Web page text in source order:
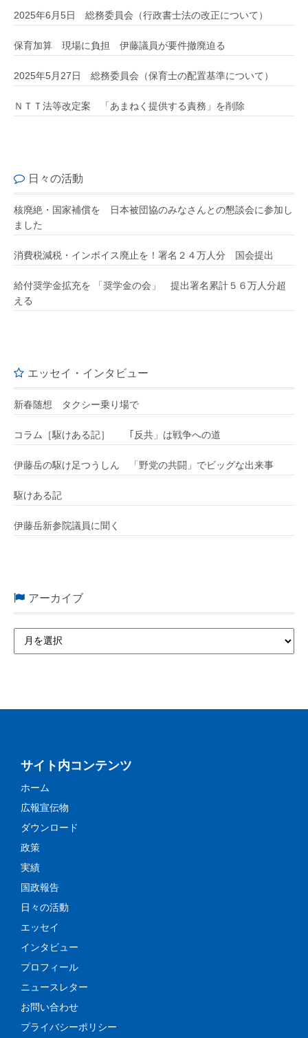
2025年6月5日 総務委員会（行政書士法の改正について）
保育加算 現場に負担 伊藤議員が要件撤廃迫る
2025年5月27日 総務委員会（保育士の配置基準について）
ＮＴＴ法等改定案 「あまねく提供する責務」を削除
日々の活動
核廃絶・国家補償を 日本被団協のみなさんとの懇談会に参加し
ました
消費税減税・インボイス廃止を！署名２４万人分 国会提出
給付奨学金拡充を 「奨学金の会」 提出署名累計５６万人分超
える
エッセイ・インタビュー
新春随想 タクシー乗り場で
コラム［駆けある記］ ｢反共」は戦争への道
伊藤岳の駆け足つうしん 「野党の共闘」でビッグな出来事
駆けある記
伊藤岳新参院議員に聞く
アーカイブ
サイト内コンテンツ
ホーム
広報宣伝物
ダウンロード
政策
実績
国政報告
日々の活動
エッセイ
インタビュー
プロフィール
ニュースレター
お問い合わせ
プライバシーポリシー